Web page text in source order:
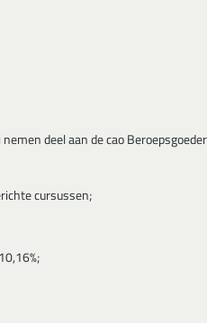
deel aan de cao
cursussen;